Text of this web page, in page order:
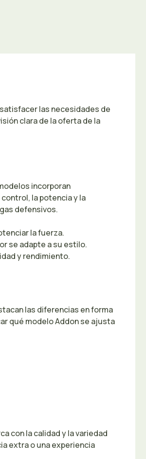
las necesidades de
clara de la oferta de la
incorporan
la potencia y la
defensivos.
la fuerza.
se adapte a su estilo.
y rendimiento.
las diferencias en forma
qué modelo Addon se ajusta
con la calidad y la variedad
extra o una experiencia